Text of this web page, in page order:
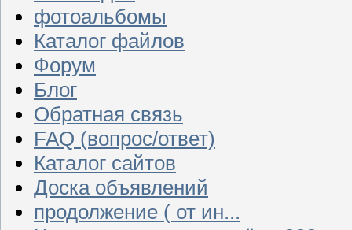
фотоальбомы
Каталог файлов
Форум
Блог
Обратная связь
FAQ (вопрос/ответ)
Каталог сайтов
Доска объявлений
продолжение ( от ин...